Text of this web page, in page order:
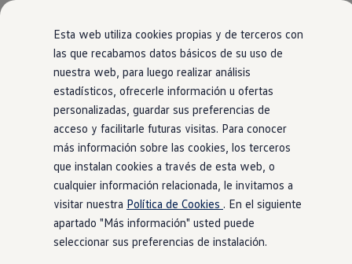
Esta web utiliza cookies propias y de terceros con
las que recabamos datos básicos de su uso de
nuestra web, para luego realizar análisis
estadísticos, ofrecerle información u ofertas
personalizadas, guardar sus preferencias de
acceso y facilitarle futuras visitas. Para conocer
más información sobre las cookies, los terceros
que instalan cookies a través de esta web, o
cualquier información relacionada, le invitamos a
visitar nuestra Política de Cookies . En el siguiente
apartado "Más información" usted puede
seleccionar sus preferencias de instalación.
Ir
directamente
al contenido
Ir
directamente
al pie de
página
Nueva Caddy
Nueva Caddy Cargo
Nueva Caddy California
Nueva California
Configura tu Volkswagen
Volkswagen de Ocasión
Ofertas y promociones
Vehículos de ocasión
Renueva tu Volkswagen
Financiación Volkswagen
Concursos Volkswagen Comerciales
Movilidad Eléctrica
Vehículos eléctricos disponibles
Vehículos híbridos enchufables
Clientes
Actualiza tu vehículo gratis
Vista general Acabados Motor Exterior
e-Caravelle
versiones
Caravelle Life Batalla Corta